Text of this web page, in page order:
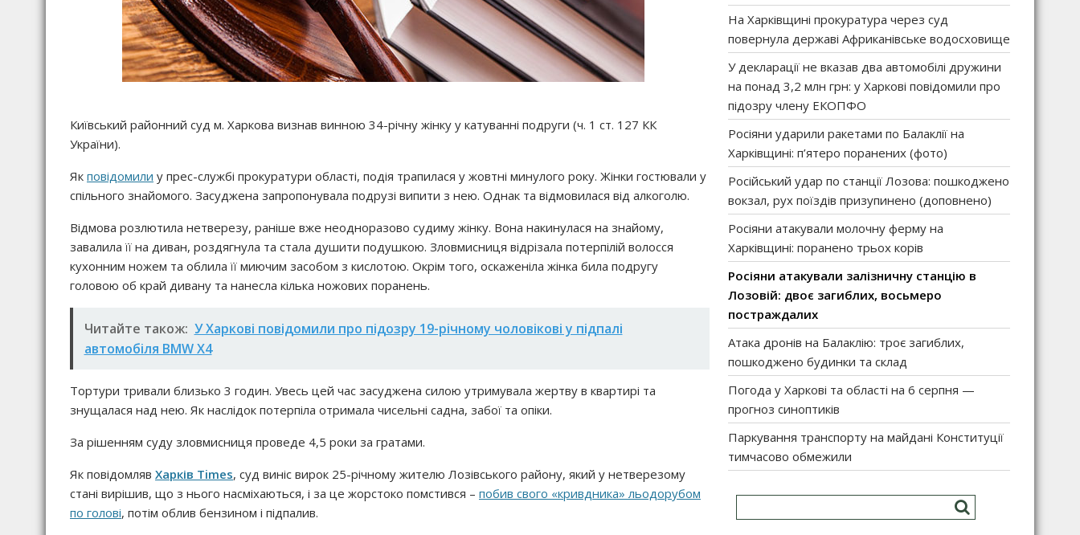
Київський районний суд м. Харкова визнав винною 34-річну жінку у катуванні подруги (ч. 1 ст. 127 КК
України).
Як повідомили у прес-службі прокуратури області, подія трапилася у жовтні минулого року. Жінки гостювали у
спільного знайомого. Засуджена запропонувала подрузі випити з нею. Однак та відмовилася від алкоголю.
Відмова розлютила нетверезу, раніше вже неодноразово судиму жінку. Вона накинулася на знайому,
завалила її на диван, роздягнула та стала душити подушкою. Зловмисниця відрізала потерпілій волосся
кухонним ножем та облила її миючим засобом з кислотою. Окрім того, оскаженіла жінка била подругу
головою об край дивану та нанесла кілька ножових поранень.
Читайте також: У Харкові повідомили про підозру 19-річному чоловікові у підпалі
автомобіля BMW X4
Тортури тривали близько 3 годин. Увесь цей час засуджена силою утримувала жертву в квартирі та
знущалася над нею. Як наслідок потерпіла отримала чисельні садна, забої та опіки.
За рішенням суду зловмисниця проведе 4,5 роки за гратами.
Як повідомляв Харків Times, суд виніс вирок 25-річному жителю Лозівського району, який у нетверезому
стані вирішив, що з нього насміхаються, і за це жорстоко помстився – побив свого «кривдника» льодорубом
по голові, потім облив бензином і підпалив.
На Харківщині прокуратура через суд
повернула державі Африканівське водосховище
У декларації не вказав два автомобілі дружини
на понад 3,2 млн грн: у Харкові повідомили про
підозру члену ЕКОПФО
Росіяни ударили ракетами по Балаклії на
Харківщині: п’ятеро поранених (фото)
Російський удар по станції Лозова: пошкоджено
вокзал, рух поїздів призупинено (доповнено)
Росіяни атакували молочну ферму на
Харківщині: поранено трьох корів
Росіяни атакували залізничну станцію в
Лозовій: двоє загиблих, восьмеро
постраждалих
Атака дронів на Балаклію: троє загиблих,
пошкоджено будинки та склад
Погода у Харкові та області на 6 серпня —
прогноз синоптиків
Паркування транспорту на майдані Конституції
тимчасово обмежили